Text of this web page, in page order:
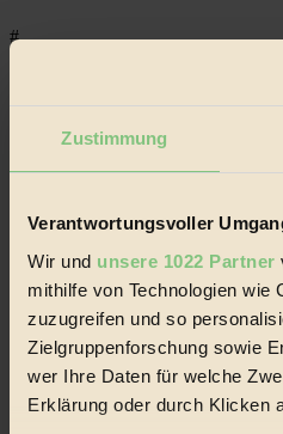
Zustimmung
Verantwortungsvoller
Wir und unsere 1022 Partner
mithilfe von Technologien
zuzugreifen und so
Zielgruppenforschung sowie
wer Ihre Daten für welche
Erklärung oder durch Klicken
#
Umwelt
Essen